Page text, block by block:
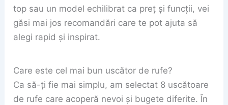
top sau un model echilibrat ca preț și funcții, vei
găsi mai jos recomandări care te pot ajuta să
alegi rapid și inspirat.
Care este cel mai bun uscător de rufe?
Ca să-ți fie mai simplu, am selectat 8 uscătoare
de rufe care acoperă nevoi și bugete diferite. În